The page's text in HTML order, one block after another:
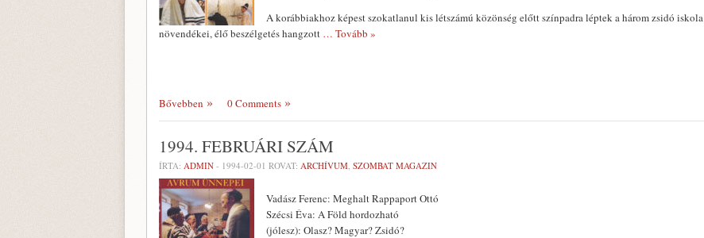
A korábbiakhoz képest szokatlanul kis létszámú közönség előtt színpadra léptek a három zsidó iskola
növendékei, élő beszélgetés hangzott … Tovább »
Bővebben 0 Comments
1994. FEBRUÁRI SZÁM
ÍRTA: ADMIN - 1994-02-01 ROVAT: ARCHÍVUM, SZOMBAT MAGAZIN
Vadász Ferenc: Meghalt Rappaport Ottó
Szécsi Éva: A Föld hordozható
(jólesz): Olasz? Magyar? Zsidó?